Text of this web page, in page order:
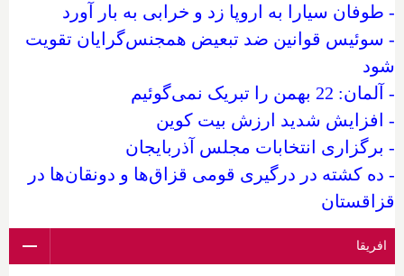
- طوفان سیارا به اروپا زد و خرابی به بار آورد
- سوئیس قوانین ضد تبعیض همجنس‌گرایان تقویت
شود
- آلمان: 22 بهمن را تبریک نمی‌گوئیم
- افزایش شدید ارزش بیت کوین
- برگزاری انتخابات مجلس آذربایجان
- ده کشته در درگیری قومی قزاق‌ها و دونقان‌ها در
قزاقستان
افریقا